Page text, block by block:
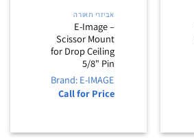
אביזרי תאורה
E-Image –
Scissor Mount
for Drop Ceiling
5/8" Pin
Brand: E-IMAGE
Call for Price